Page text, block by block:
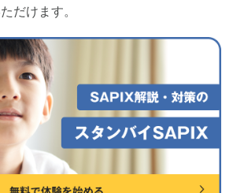
だけます。
定テスト
サピックステキスト解説・対策
スト解説・対策
コベツバ過去問動画解説
知らせ 抽象化能力 熱量
検索